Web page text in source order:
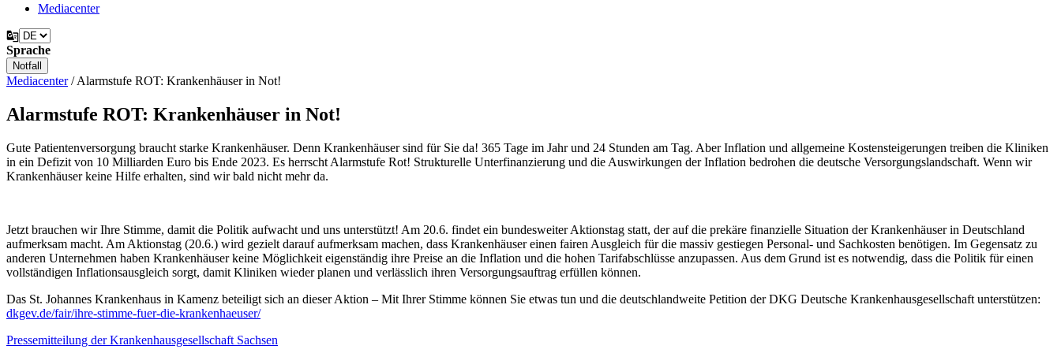
Mediacenter
Sprache
Notfall
Mediacenter/Alarmstufe ROT: Krankenhäuser in Not!
Alarmstufe ROT: Krankenhäuser in Not!
Gute Patientenversorgung braucht starke Krankenhäuser. Denn Krankenhäuser sind für Sie da! 365 Tage im Jahr und 24 Stunden am Tag. Aber Inflation und allgemeine Kostensteigerungen treiben die Kliniken
in ein Defizit von 10 Milliarden Euro bis Ende 2023. Es herrscht Alarmstufe Rot! Strukturelle Unterfinanzierung und die Auswirkungen der Inflation bedrohen die deutsche Versorgungslandschaft. Wenn wir
Krankenhäuser keine Hilfe erhalten, sind wir bald nicht mehr da.
Jetzt brauchen wir Ihre Stimme, damit die Politik aufwacht und uns unterstützt! Am 20.6. findet ein bundesweiter Aktionstag statt, der auf die prekäre finanzielle Situation der Krankenhäuser in Deutschland
aufmerksam macht. Am Aktionstag (20.6.) wird gezielt darauf aufmerksam machen, dass Krankenhäuser einen fairen Ausgleich für die massiv gestiegen Personal- und Sachkosten benötigen. Im Gegensatz zu
anderen Unternehmen haben Krankenhäuser keine Möglichkeit eigenständig ihre Preise an die Inflation und die hohen Tarifabschlüsse anzupassen. Aus dem Grund ist es notwendig, dass die Politik für einen
vollständigen Inflationsausgleich sorgt, damit Kliniken wieder planen und verlässlich ihren Versorgungsauftrag erfüllen können.
Das St. Johannes Krankenhaus in Kamenz beteiligt sich an dieser Aktion – Mit Ihrer Stimme können Sie etwas tun und die deutschlandweite Petition der DKG Deutsche Krankenhausgesellschaft unterstützen:
dkgev.de/fair/ihre-stimme-fuer-die-krankenhaeuser/
Pressemitteilung der Krankenhausgesellschaft Sachsen